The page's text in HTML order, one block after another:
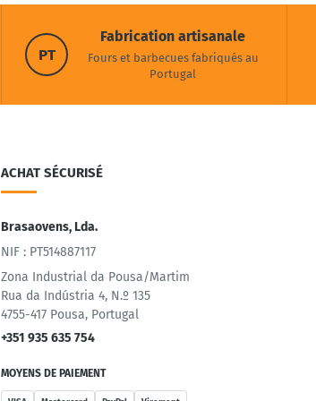
PT
Fabrication artisanale
Fours et barbecues fabriqués au
Portugal
ACHAT SÉCURISÉ
Brasaovens, Lda.
NIF : PT514887117
Zona Industrial da Pousa/Martim
Rua da Indústria 4, N.º 135
4755-417 Pousa, Portugal
+351 935 635 754
MOYENS DE PAIEMENT